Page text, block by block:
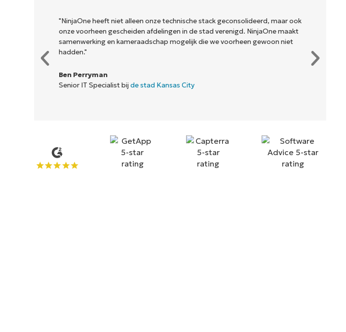
"NinjaOne heeft niet alleen onze technische stack geconsolideerd, maar ook
onze voorheen gescheiden afdelingen in de stad verenigd. NinjaOne maakt
samenwerking en kameraadschap mogelijk die we voorheen gewoon niet
hadden."
Ben Perryman
Senior IT Specialist bij de stad Kansas City